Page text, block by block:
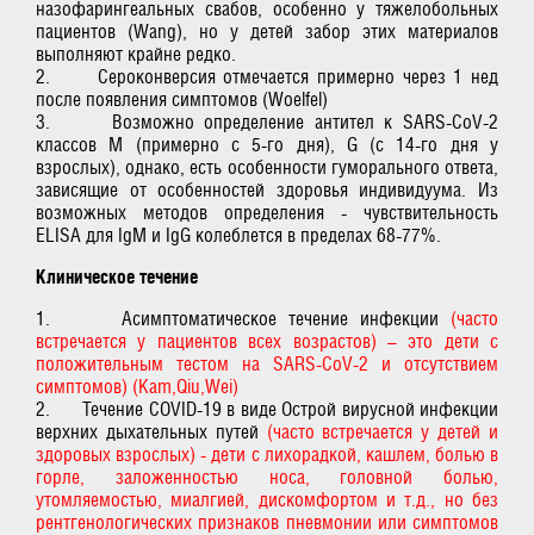
назофарингеальных свабов, особенно у тяжелобольных
пациентов (Wang), но у детей забор этих материалов
выполняют крайне редко.
2. Сероконверсия отмечается примерно через 1 нед
после появления симптомов (Woelfel)
3. Возможно определение антител к SARS-CoV-2
классов M (примерно с 5-го дня), G (с 14-го дня у
взрослых), однако, есть особенности гуморального ответа,
зависящие от особенностей здоровья индивидуума. Из
возможных методов определения - чувствительность
ELISA для IgM и IgG колеблется в пределах 68-77%.
Клиническое течение
1. Асимптоматическое течение инфекции (часто
встречается у пациентов всех возрастов) – это дети с
положительным тестом на SARS-CoV-2 и отсутствием
симптомов) (Kam,Qiu,Wei)
2. Течение COVID-19 в виде Острой вирусной инфекции
верхних дыхательных путей (часто встречается у детей и
здоровых взрослых) - дети с лихорадкой, кашлем, болью в
горле, заложенностью носа, головной болью,
утомляемостью, миалгией, дискомфортом и т.д., но без
рентгенологических признаков пневмонии или симптомов